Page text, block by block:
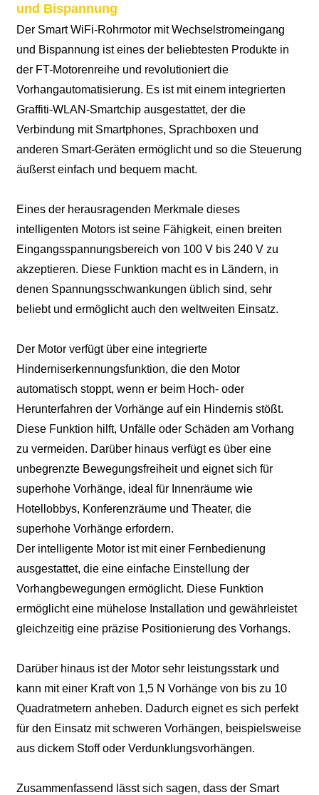
und Bispannung
Der Smart WiFi-Rohrmotor mit Wechselstromeingang
und Bispannung ist eines der beliebtesten Produkte in
der FT-Motorenreihe und revolutioniert die
Vorhangautomatisierung. Es ist mit einem integrierten
Graffiti-WLAN-Smartchip ausgestattet, der die
Verbindung mit Smartphones, Sprachboxen und
anderen Smart-Geräten ermöglicht und so die Steuerung
äußerst einfach und bequem macht.
Eines der herausragenden Merkmale dieses
intelligenten Motors ist seine Fähigkeit, einen breiten
Eingangsspannungsbereich von 100 V bis 240 V zu
akzeptieren. Diese Funktion macht es in Ländern, in
denen Spannungsschwankungen üblich sind, sehr
beliebt und ermöglicht auch den weltweiten Einsatz.
Der Motor verfügt über eine integrierte
Hinderniserkennungsfunktion, die den Motor
automatisch stoppt, wenn er beim Hoch- oder
Herunterfahren der Vorhänge auf ein Hindernis stößt.
Diese Funktion hilft, Unfälle oder Schäden am Vorhang
zu vermeiden. Darüber hinaus verfügt es über eine
unbegrenzte Bewegungsfreiheit und eignet sich für
superhohe Vorhänge, ideal für Innenräume wie
Hotellobbys, Konferenzräume und Theater, die
superhohe Vorhänge erfordern.
Der intelligente Motor ist mit einer Fernbedienung
ausgestattet, die eine einfache Einstellung der
Vorhangbewegungen ermöglicht. Diese Funktion
ermöglicht eine mühelose Installation und gewährleistet
gleichzeitig eine präzise Positionierung des Vorhangs.
Darüber hinaus ist der Motor sehr leistungsstark und
kann mit einer Kraft von 1,5 N Vorhänge von bis zu 10
Quadratmetern anheben. Dadurch eignet es sich perfekt
für den Einsatz mit schweren Vorhängen, beispielsweise
aus dickem Stoff oder Verdunklungsvorhängen.
Zusammenfassend lässt sich sagen, dass der Smart